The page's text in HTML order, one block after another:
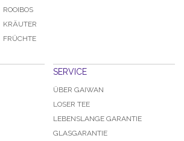
ROOIBOS
KRÄUTER
FRÜCHTE
SERVICE
ÜBER GAIWAN
LOSER TEE
LEBENSLANGE GARANTIE
GLASGARANTIE